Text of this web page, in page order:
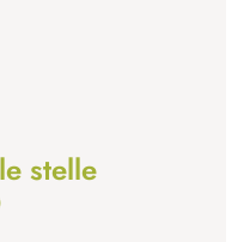
stelle
Fascia